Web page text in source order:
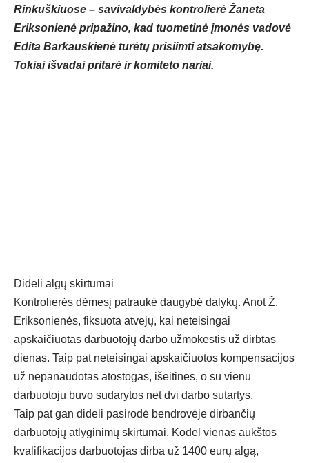
Rinkuškiuose – savivaldybės kontrolierė Žaneta
Eriksonienė pripažino, kad tuometinė įmonės vadovė
Edita Barkauskienė turėtų prisiimti atsakomybę.
Tokiai išvadai pritarė ir komiteto nariai.
Dideli algų skirtumai
Kontrolierės dėmesį patraukė daugybė dalykų. Anot Ž.
Eriksonienės, fiksuota atvejų, kai neteisingai
apskaičiuotas darbuotojų darbo užmokestis už dirbtas
dienas. Taip pat neteisingai apskaičiuotos kompensacijos
už nepanaudotas atostogas, išeitines, o su vienu
darbuotoju buvo sudarytos net dvi darbo sutartys.
Taip pat gan dideli pasirodė bendrovėje dirbančių
darbuotojų atlyginimų skirtumai. Kodėl vienas aukštos
kvalifikacijos darbuotojas dirba už 1400 eurų algą,